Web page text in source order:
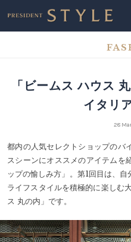
「ビームス ハウス
イタリ
28
都内の人気セレクトショップのバ
スシーンにオススメのアイテムを
ップの愉しみ方」。第1回目は、
ライフスタイルを積極的に楽しむ
ス 丸の内」です。